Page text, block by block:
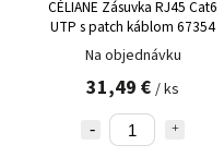
CÉLIANE Zásuvka RJ45 Cat6
UTP s patch káblom 67354
Na objednávku
31,49 € / ks